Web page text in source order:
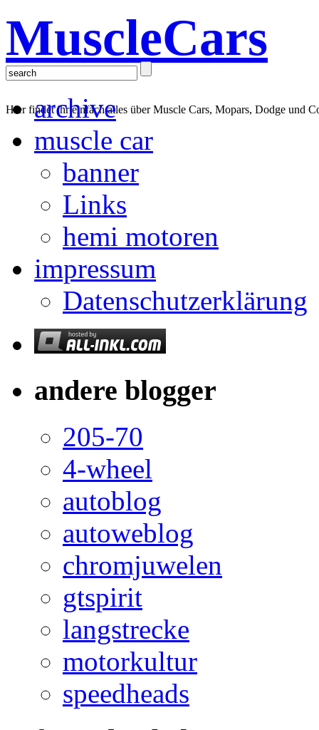
MuscleCars
Hier findet ihr einfach alles über Muscle Cars, Mopars, Dodge und
archive
muscle car
banner
Links
hemi motoren
impressum
Datenschutzerklärung
andere blogger
205-70
4-wheel
autoblog
autoweblog
chromjuwelen
gtspirit
langstrecke
motorkultur
speedheads